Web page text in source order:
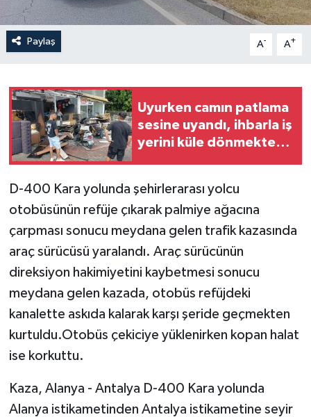
Paylaş A- A+
Uyurken camın patlama
sesine uyandı, ihbarla iş
yerini küle dönmekten
D-400 Kara yolunda şehirlerarası yolcu
otobüsünün refüje çıkarak palmiye ağacına
çarpması sonucu meydana gelen trafik kazasında
araç sürücüsü yaralandı. Araç sürücünün
direksiyon hakimiyetini kaybetmesi sonucu
meydana gelen kazada, otobüs refüjdeki
kanalette askıda kalarak karşı şeride geçmekten
kurtuldu.Otobüs çekiciye yüklenirken kopan halat
ise korkuttu.
Kaza, Alanya - Antalya D-400 Kara yolunda
Alanya istikametinden Antalya istikametine seyir